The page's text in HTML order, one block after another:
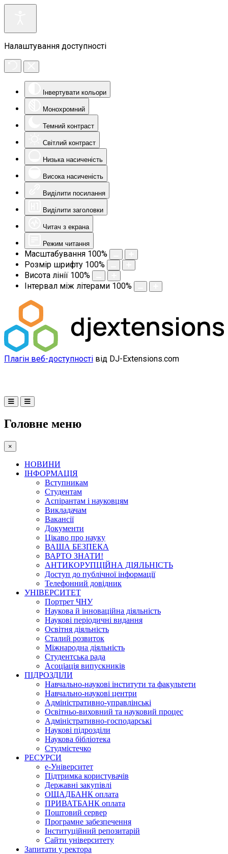
Налаштування доступності
Інвертувати кольори
Монохромний
Темний контраст
Світлий контраст
Низька насиченість
Висока насиченість
Виділити посилання
Виділити заголовки
Читач з екрана
Режим читання
Масштабування 100%
Розмір шрифту 100%
Висота лінії 100%
Інтервал між літерами 100%
Плагін веб-доступності від DJ-Extensions.com
Головне меню
×
НОВИНИ
ІНФОРМАЦІЯ
Вступникам
Студентам
Аспірантам і науковцям
Викладачам
Вакансії
Документи
Цікаво про науку
ВАША БЕЗПЕКА
ВАРТО ЗНАТИ!
АНТИКОРУПЦІЙНА ДІЯЛЬНІСТЬ
Доступ до публічної інформації
Телефонний довідник
УНІВЕРСИТЕТ
Портрет ЧНУ
Наукова й інноваційна діяльність
Наукові періодичні видання
Освітня діяльність
Сталий розвиток
Міжнародна діяльність
Студентська рада
Асоціація випускників
ПІДРОЗДІЛИ
Навчально-наукові інститути та факультети
Навчально-наукові центри
Адміністративно-управлінські
Освітньо-виховний та науковий процес
Адміністративно-господарські
Наукові підрозділи
Наукова бібліотека
Студмістечко
РЕСУРСИ
е-Університет
Підтримка користувачів
Державні закупівлі
ОЩАДБАНК оплата
ПРИВАТБАНК оплата
Поштовий сервер
Програмне забезпечення
Інституційний репозитарій
Сайти університету
Запитати у ректора